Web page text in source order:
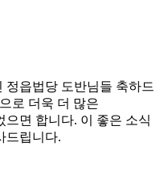
정읍법당 도반님들 축하드
로 더욱 더 많은
면 합니다. 이 좋은 소식
드립니다.